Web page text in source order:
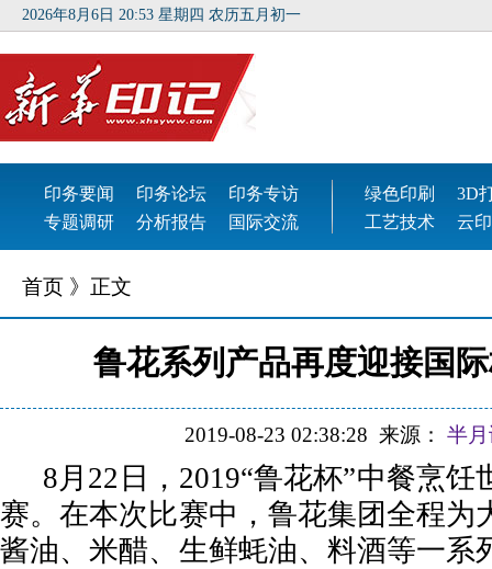
首页 》正文
鲁花系列产品再度迎接国
2019-08-23 02:38:28 来源： 半
8月22日，2019“鲁花杯”中餐烹
赛。在本次比赛中，鲁花集团全程为
酱油、米醋、生鲜蚝油、料酒等一系